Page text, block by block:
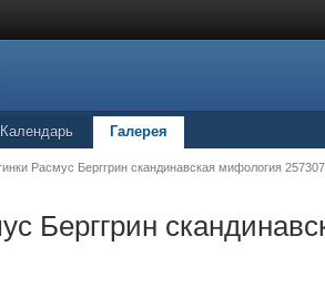
Календарь Галерея
Расмус Берггрин скандинавская мифология
Берггрин